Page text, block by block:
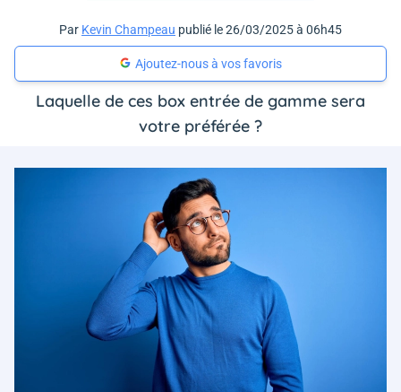
Par Kevin Champeau publié le 26/03/2025 à 06h45
Ajoutez-nous à vos favoris
Laquelle de ces box entrée de gamme sera
votre préférée ?